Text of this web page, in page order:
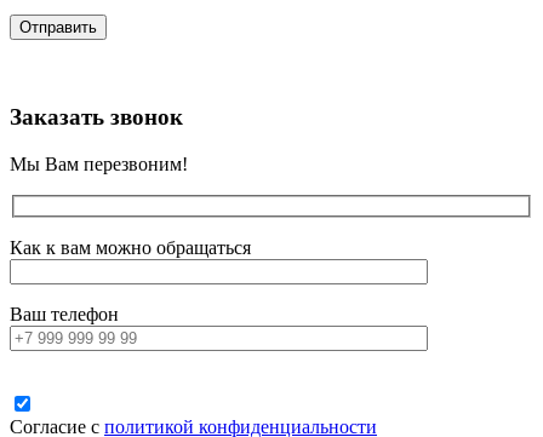
Заказать звонок
Мы Вам перезвоним!
Как к вам можно обращаться
Ваш телефон
Согласие с политикой конфиденциальности